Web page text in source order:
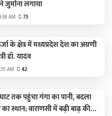
लगाया
AM 73
के क्षेत्र में मध्यप्रदेश देश का अग्रणी
डॉ. यादव
AM 42
तक पहुंचा गंगा का पानी, बदला
स्थान; वाराणसी में बढ़ी बाढ़ की